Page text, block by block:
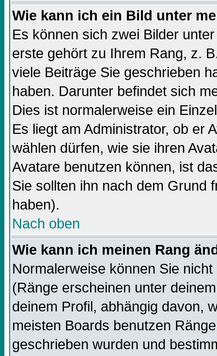
Wie kann ich ein Bild unter
Es können sich zwei Bilder
erste gehört zu Ihrem Rang, z.
viele Beiträge Sie geschrieben
haben. Darunter befindet sich
Dies ist normalerweise ein
Es liegt am Administrator, ob er
wählen dürfen, wie sie ihren
Avatare benutzen können, ist
Sie sollten ihn nach dem Grund
haben).
Nach oben
Wie kann ich meinen Rang
Normalerweise können Sie
(Ränge erscheinen unter
deinem Profil, abhängig davon,
meisten Boards benutzen
geschrieben wurden und